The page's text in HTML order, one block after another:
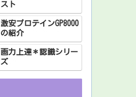
スト
激安プロテインGP8000
の紹介
画力上達＊認識シリー
ズ